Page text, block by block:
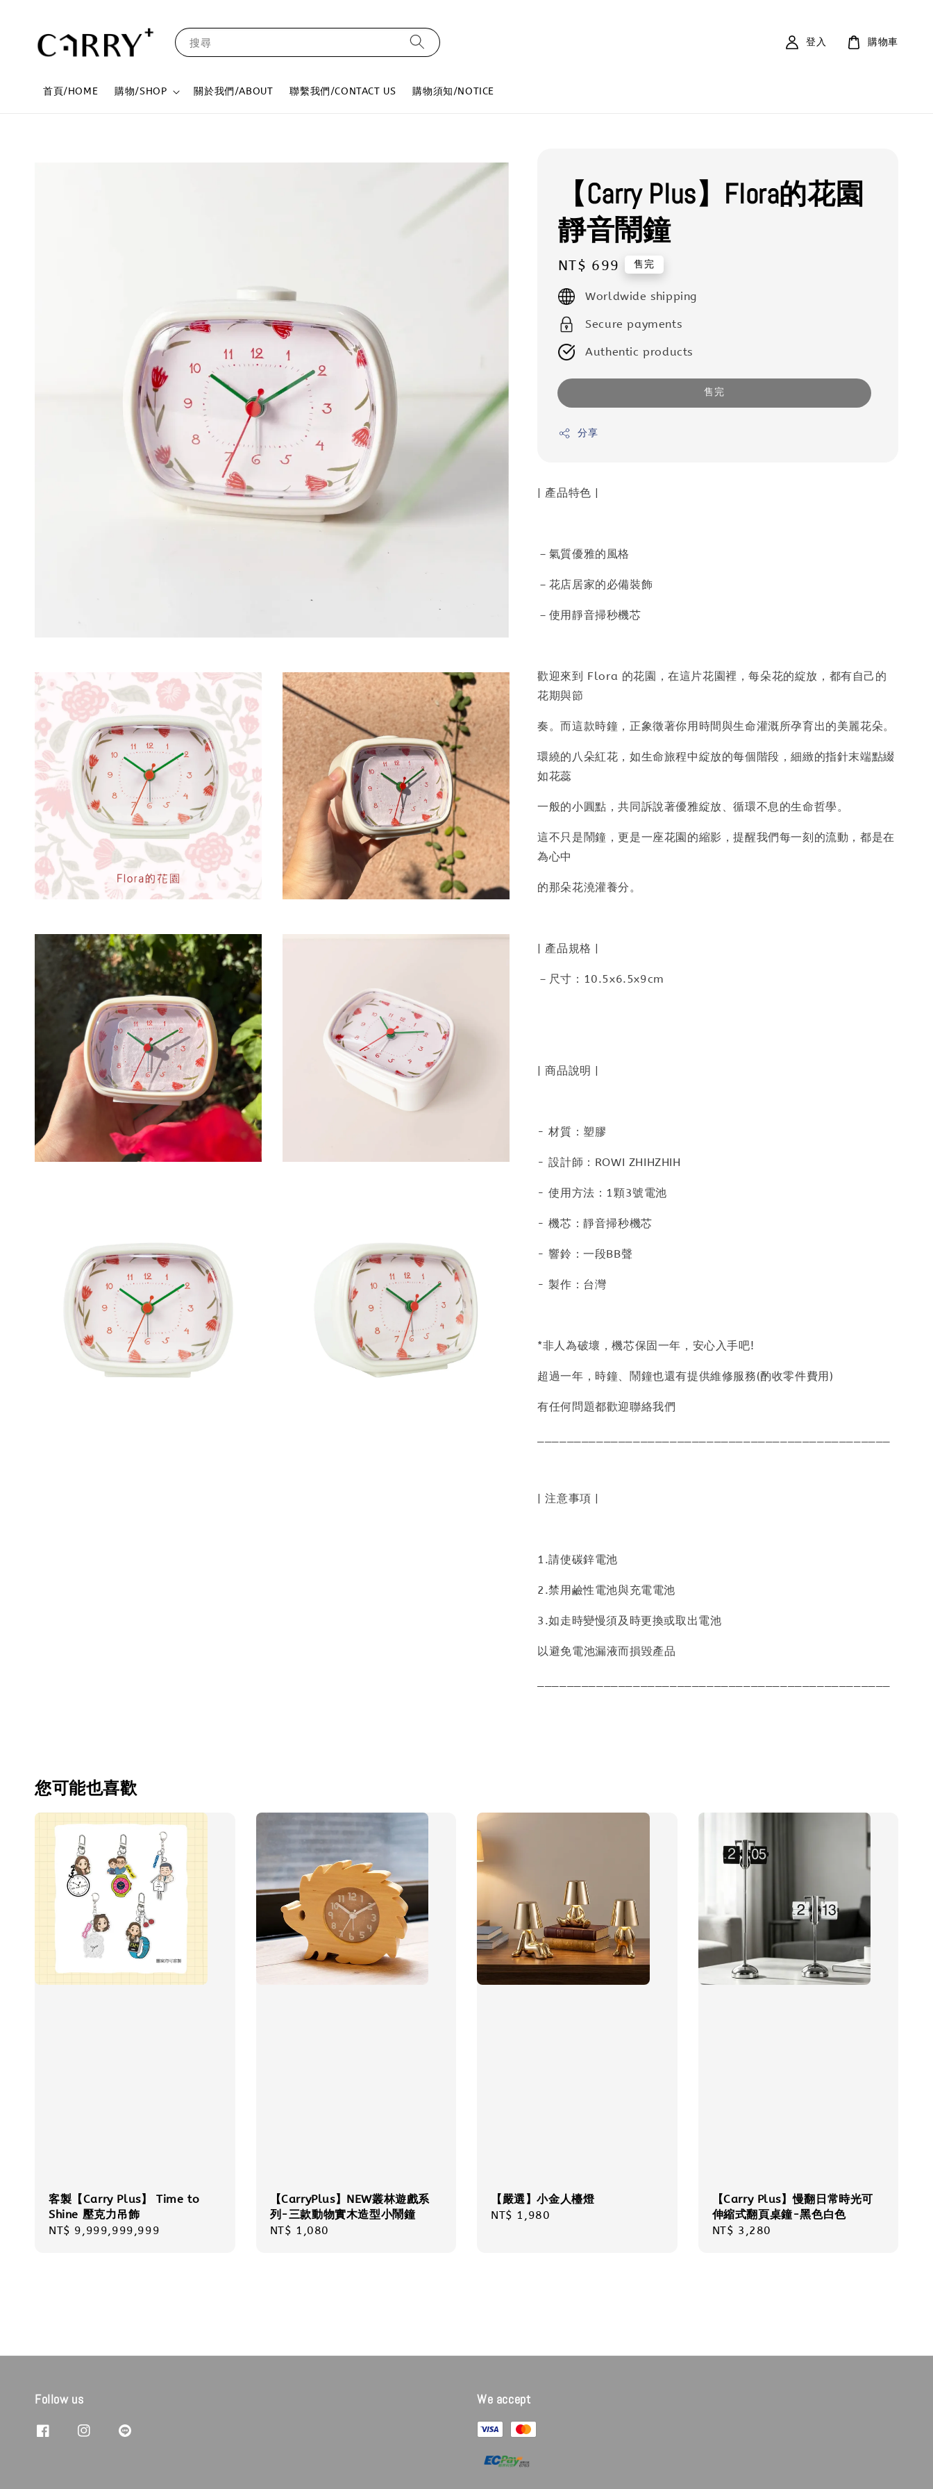
搜尋
首頁/HOME 購物/SHOP 關於我們/ABOUT 聯繫我們/CONTACT US 購物須知/NOTICE
登入 購物車
【Carry Plus】Flora的花園
靜音鬧鐘
Regular
price
NT$ 699 售完
Worldwide shipping
Secure payments
Authentic products
售完
分享
| 產品特色 |
－氣質優雅的風格
－花店居家的必備裝飾
－使用靜音掃秒機芯
歡迎來到 Flora 的花園，在這片花園裡，每朵花的綻放，都有自己的
花期與節
奏。而這款時鐘，正象徵著你用時間與生命灌溉所孕育出的美麗花朵。
環繞的八朵紅花，如生命旅程中綻放的每個階段，細緻的指針末端點綴
如花蕊
一般的小圓點，共同訴說著優雅綻放、循環不息的生命哲學。
這不只是鬧鐘，更是一座花園的縮影，提醒我們每一刻的流動，都是在
為心中
的那朵花澆灌養分。
| 產品規格 |
－尺寸：10.5x6.5x9cm
| 商品說明 |
- 材質：塑膠
- 設計師：ROWI ZHIHZHIH
- 使用方法：1顆3號電池
- 機芯：靜音掃秒機芯
- 響鈴：一段BB聲
- 製作：台灣
*非人為破壞，機芯保固一年，安心入手吧!
超過一年，時鐘、鬧鐘也還有提供維修服務(酌收零件費用)
有任何問題都歡迎聯絡我們
| 注意事項 |
1.請使碳鋅電池
2.禁用鹼性電池與充電電池
3.如走時變慢須及時更換或取出電池
以避免電池漏液而損毀產品
您可能也喜歡
客製【Carry Plus】 Time to
Shine 壓克力吊飾
Regular
NT$ 9,999,999,999
【CarryPlus】NEW叢林遊戲系
列-三款動物實木造型小鬧鐘
Regular
NT$ 1,080
【嚴選】小金人檯燈
Regular
NT$ 1,980
【Carry Plus】慢翻日常時光可
伸縮式翻頁桌鐘-黑色白色
Regular
NT$ 3,280
Follow us We accept